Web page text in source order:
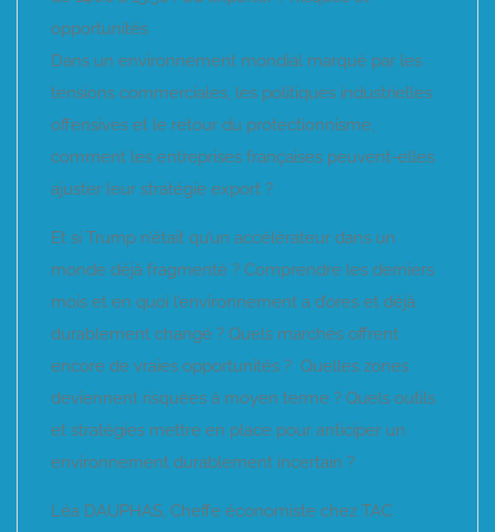
opportunités
Dans un environnement mondial marqué par les
tensions commerciales, les politiques industrielles
offensives et le retour du protectionnisme,
comment les entreprises françaises peuvent-elles
ajuster leur stratégie export ?
Et si Trump n’était qu’un accélérateur dans un
monde déjà fragmenté ? Comprendre les derniers
mois et en quoi l’environnement a d’ores et déjà
durablement changé ? Quels marchés offrent
encore de vraies opportunités ? Quelles zones
deviennent risquées à moyen terme ? Quels outils
et stratégies mettre en place pour anticiper un
environnement durablement incertain ?
Léa DAUPHAS, Cheffe économiste chez TAC